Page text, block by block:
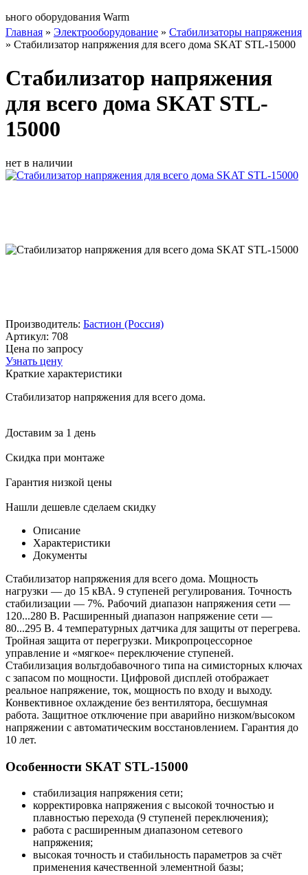
Warm
Главная » Электрооборудование » Стабилизаторы напряжения
» Стабилизатор напряжения для всего дома SKAT STL-15000
Стабилизатор напряжения
для всего дома SKAT STL-
15000
нет в наличии
Производитель: Бастион (Россия)
Артикул: 708
Цена по запросу
Узнать цену
Краткие характеристики
Стабилизатор напряжения для всего дома.
Доставим за 1 день
Скидка при монтаже
Гарантия низкой цены
Нашли дешевле сделаем скидку
Описание
Характеристики
Документы
Стабилизатор напряжения для всего дома. Мощность
нагрузки — до 15 кВА. 9 ступеней регулирования. Точность
стабилизации — 7%. Рабочий диапазон напряжения сети —
120...280 В. Расширенный диапазон напряжение сети —
80...295 В. 4 температурных датчика для защиты от перегрева.
Тройная защита от перегрузки. Микропроцессорное
управление и «мягкое« переключение ступеней.
Стабилизация вольтдобавочного типа на симисторных ключах
с запасом по мощности. Цифровой дисплей отображает
реальное напряжение, ток, мощность по входу и выходу.
Конвективное охлаждение без вентилятора, бесшумная
работа. Защитное отключение при аварийно низком/высоком
напряжении с автоматическим восстановлением. Гарантия до
10 лет.
Особенности SKAT STL-15000
стабилизация напряжения сети;
корректировка напряжения с высокой точностью и
плавностью перехода (9 ступеней переключения);
работа с расширенным диапазоном сетевого
напряжения;
высокая точность и стабильность параметров за счёт
применения качественной элементной базы;